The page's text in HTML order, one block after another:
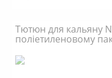
Тютюн для кальяну
поліетиленовому